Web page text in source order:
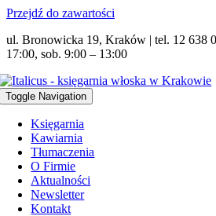
Przejdź do zawartości
ul. Bronowicka 19, Kraków | tel. 12 638
17:00, sob. 9:00 – 13:00
Toggle Navigation
Księgarnia
Kawiarnia
Tłumaczenia
O Firmie
Aktualności
Newsletter
Kontakt